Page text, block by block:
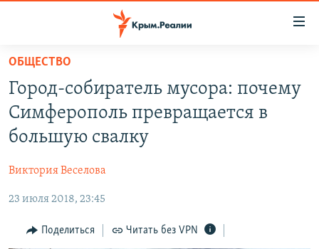
Вернуться
основному
содержанию
Вернутся
главной
навигации
Вернутся
поиску
СПЕЦПРОЕКТЫ
11 ЛЕТ ОККУПАЦИИ КРЫМА. 11 ИСТОРИЙ СОПРОТИВЛЕНИЯ
ВОДА
ЕЩЕ
ИНТЕРАКТИВ
ИНФОГРАФИКА
РАДІО СВОБОДА
КАК ОБОЙТИ БЛОКИРОВКУ
ОБЩЕСТВО
Город-собиратель мусора: почему
Симферополь превращается в
большую свалку
Виктория Веселова
23 июля 2018, 23:45
Поделиться Читать без VPN